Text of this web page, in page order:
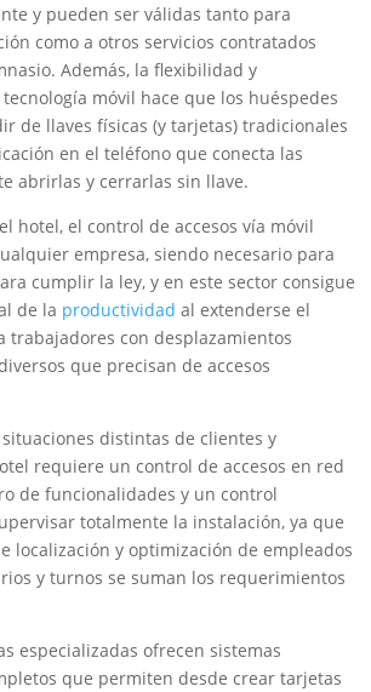
y pueden ser válidas tanto para
como a otros servicios contratados
Además, la flexibilidad y
móvil hace que los huéspedes
de llaves físicas (y tarjetas) tradicionales
en el teléfono que conecta las
abrirlas y cerrarlas sin llave.
hotel, el control de accesos vía móvil
empresa, siendo necesario para
cumplir la ley, y en este sector consigue
de la productividad al extenderse el
trabajadores con desplazamientos
que precisan de accesos
distintas de clientes y
requiere un control de accesos en red
de funcionalidades y un control
totalmente la instalación, ya que
localización y optimización de empleados
y turnos se suman los requerimientos
especializadas ofrecen sistemas
que permiten desde crear tarjetas